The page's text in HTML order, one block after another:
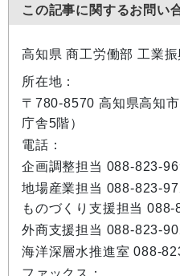
この記事に関するお問い
高知県 商工労働部 工業振
所在地：
〒780-8570 高知県高知
庁舎5階）
電話：
企画調整担当 088-823-
地場産業担当 088-823-
ものづくり支援担当
外商支援担当 088-823-
海洋深層水推進室 088-
ファックス：